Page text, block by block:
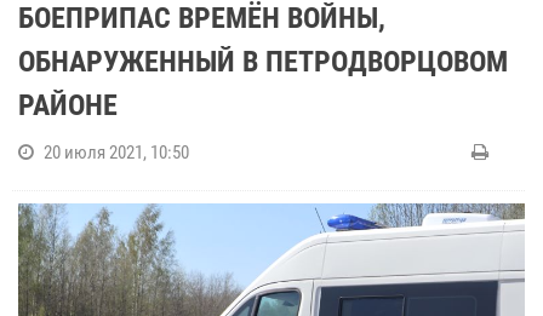
БОЕПРИПАС ВРЕМЁН ВОЙНЫ,
ОБНАРУЖЕННЫЙ В ПЕТРОДВОРЦОВОМ
РАЙОНЕ
20 июля 2021, 10:50